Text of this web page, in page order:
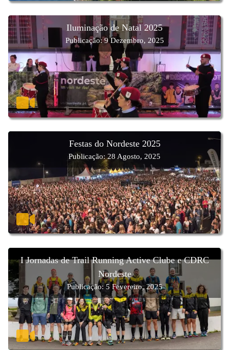
Iluminação de Natal 2025
Publicação: 9 Dezembro, 2025
Festas do Nordeste 2025
Publicação: 28 Agosto, 2025
I Jornadas de Trail Running Active Clube e CDRC
Nordeste
Publicação: 5 Fevereiro, 2025